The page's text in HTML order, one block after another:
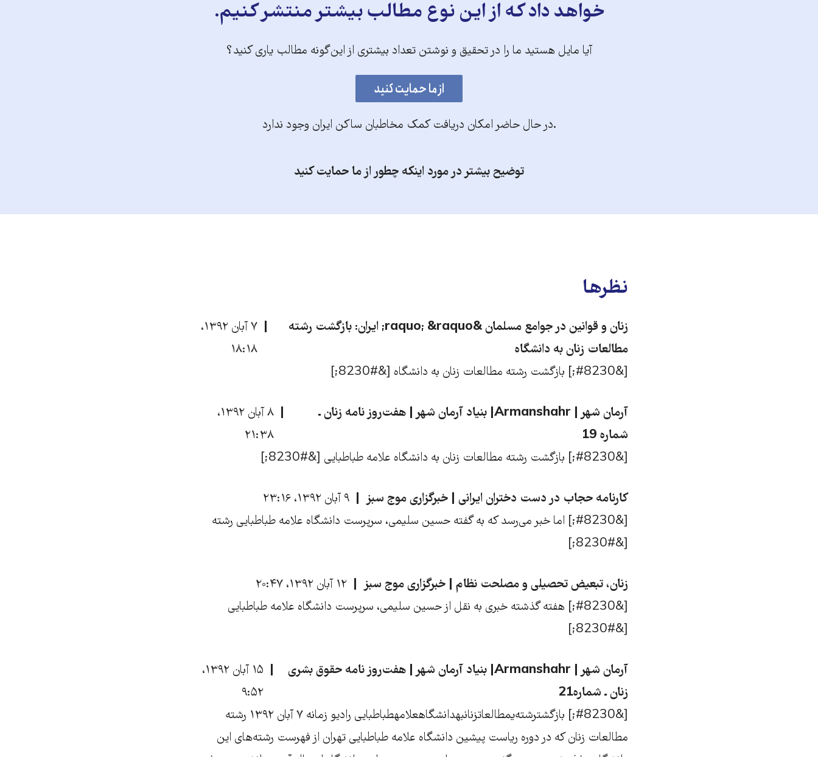
خواهد داد که از این نوع مطالب بیشتر منتشر کنیم.
آیا مایل هستید ما را در تحقیق و نوشتن تعداد بیشتری از این‌گونه مطالب یاری کنید؟
.در حال حاضر امکان دریافت کمک مخاطبان ساکن ایران وجود ندارد
توضیح بیشتر در مورد اینکه چطور از ما حمایت کنید
نظرها
زنان و قوانین در جوامع مسلمان &raquo; &raquo; ایران: بازگشت رشته
مطالعات زنان به دانشگاه
۷ آبان ۱۳۹۲،
۱۸:۱۸
[&#8230;] بازگشت رشته مطالعات زنان به دانشگاه [&#8230;]
آرمان شهر | Armanshahr| بنیاد آرمان شهر | هفت‌روز نامه زنان ـ
شماره 19
۸ آبان ۱۳۹۲،
۲۱:۳۸
[&#8230;] بازگشت رشته مطالعات زنان به دانشگاه علامه طباطبایی [&#8230;]
کارنامه حجاب در دست‌ دختران ایرانی | خبرگزاری موج سبز
۹ آبان ۱۳۹۲، ۲۳:۱۶
[&#8230;] اما خبر می‌رسد که به گفته حسین سلیمی، سرپرست دانشگاه علامه طباطبایی رشته
[&#8230;]
زنان، تبعیض تحصیلی و مصلحت نظام | خبرگزاری موج سبز
۱۲ آبان ۱۳۹۲، ۲۰:۴۷
[&#8230;] هفته گذشته خبری به نقل از حسین سلیمی، سرپرست دانشگاه علامه طباطبایی
[&#8230;]
آرمان شهر | Armanshahr| بنیاد آرمان شهر | هفت‌روز نامه حقوق بشری
زنان ـ شماره21
۱۵ آبان ۱۳۹۲،
۹:۵۲
[&#8230;] بازگشترشته‌یمطالعاتزنانبهدانشگاهعلامهطباطبایی رادیو زمانه ۷ آبان ۱۳۹۲ رشته
مطالعات زنان که در دوره ریاست پیشین دانشگاه علامه طباطبایی تهران از فهرست رشته‌های این